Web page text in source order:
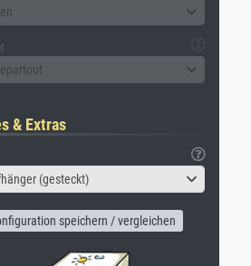
& Extras
(gesteckt)
speichern / vergleichen